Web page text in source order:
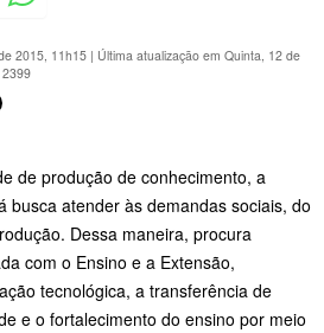
2015, 11h15 | Última atualização em Quinta, 12 de
2399
de produção de conhecimento, a
busca atender às demandas sociais, do
Dessa maneira, procura
com o Ensino e a Extensão,
tecnológica, a transferência de
e o fortalecimento do ensino por meio